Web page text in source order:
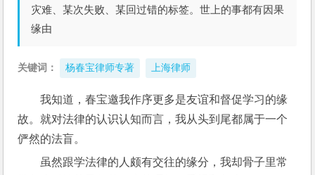
灾难、某次失败、某回过错的标签。世上的事都有因果
缘由
关键词： 杨春宝律师专著 上海律师
我知道，春宝邀我作序更多是友谊和督促学习的缘
故。就对法律的认识认知而言，我从头到尾都属于一个
俨然的法盲。
虽然跟学法律的人颇有交往的缘分，我却骨子里常